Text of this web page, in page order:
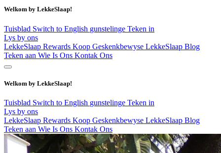
Welkom by LekkeSlaap!
Tuisblad Switch to English gunstelinge Teken in
Lys by ons
LekkeSlaap Rewards Koop Geskenkbewyse LekkeSlaap Blog
Teken aan Wie Is Ons Kontak Ons
Welkom by LekkeSlaap!
Tuisblad Switch to English gunstelinge Teken in
Lys by ons
LekkeSlaap Rewards Koop Geskenkbewyse LekkeSlaap Blog
Teken aan Wie Is Ons Kontak Ons